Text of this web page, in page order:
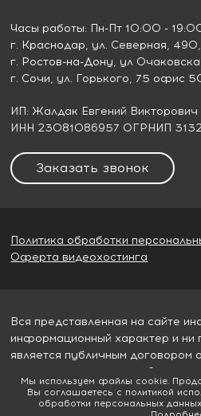
Часы работы: Пн-Пт 10:00 -
г. Краснодар, ул. Северная,
г. Ростов-на-Дону, ул
г. Сочи, ул. Горького, 75 офис
ИП: Жалдак Евгений Викторович
ИНН 23081086957 ОГРНИП
Заказать звонок
Политика обработки
Оферта видеохостинга
Вся представленная на сайте
информационный характер и ни
является публичным договором
определяемым пунктом 2
© 2026Гудвилл строй
Мы используем файлы cookie.
Вы соглашаетесь с политикой
обработки персональных